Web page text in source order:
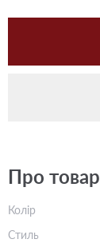
Про товар
Колір
Стиль